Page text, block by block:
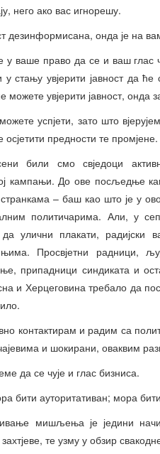
него ако вас игнорешу.
дезинформисана, онда је на
у ваше право да се и ваш
стању увјерити јавност да ће
можете увјерити јавност, онда
успјети, зато што
предности те промјене.
били смо свједоци
кампањи. До ове посљедње
– баш као што је у
политичарима. Али, у
улични плакати, радијски
Просвјетни радници,
припадници синдиката и
и Херцеговина требало да
контактирам и радим са
и шокирани, оваквим
да се чује и глас бизниса.
бити ауторитативан; мора
мишљења је једини
те узму у обзир